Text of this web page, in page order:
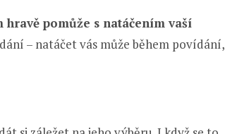
pomůže s natáčením vaší
– natáčet vás může během povídání,